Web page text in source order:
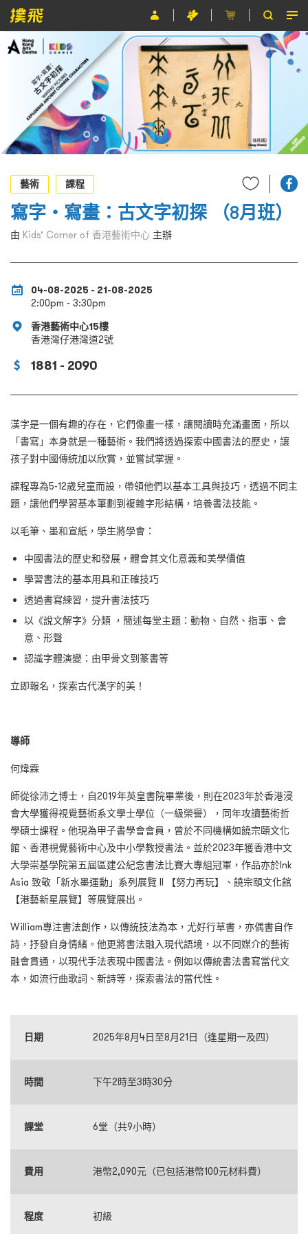
節目
主辦單位
關於撲飛
條款及細則
EN
藝術
課程
寫字‧寫畫：古文字初探 （8月班）
由 Kids’ Corner of 香港藝術中心 主辦
04-08-2025 - 21-08-2025
2:00pm - 3:30pm
香港藝術中心15樓
香港灣仔港灣道2號
1881 - 2090
漢字是一個有趣的存在，它們像畫一樣，讓閱讀時充滿畫面，所以
「書寫」本身就是一種藝術。我們將透過探索中國書法的歷史，讓
孩子對中國傳統加以欣賞，並嘗試掌握。
課程專為5-12歲兒童而設，帶領他們以基本工具與技巧，透過不同主
題，讓他們學習基本筆劃到複雜字形結構，培養書法技能。
以毛筆、墨和宣紙，學生將學會：
中國書法的歷史和發展，體會其文化意義和美學價值
學習書法的基本用具和正確技巧
透過書寫練習，提升書法技巧
以《說文解字》分類 ，簡述每堂主題：動物、自然、指事、會
意、形聲
認識字體演變：由甲骨文到篆書等
立即報名，探索古代漢字的美！
導師
何煒霖
師從徐沛之博士，自2019年英皇書院畢業後，則在2023年於香港浸
會大學獲得視覺藝術系文學士學位（一級榮譽），同年攻讀藝術哲
學碩士課程。他現為甲子書學會會員，曾於不同機構如饒宗頤文化
館、香港視覺藝術中心及中小學教授書法。並於2023年獲香港中文
大學崇基學院第五屆區建公紀念書法比賽大專組冠軍，作品亦於Ink
Asia 致敬「新水墨運動」系列展覽 II 【努力再玩】、饒宗頤文化館
【港藝新星展覽】等展覽展出。
William專注書法創作，以傳統技法為本，尤好行草書，亦偶書自作
詩，抒發自身情緒。他更將書法融入現代語境，以不同媒介的藝術
融會貫通，以現代手法表現中國書法。例如以傳統書法書寫當代文
本，如流行曲歌詞、新詩等，探索書法的當代性。
日期 2025年8月4日至8月21日（逢星期一及四）
時間 下午2時至3時30分
課堂 6堂（共9小時）
費用 港幣2,090元（已包括港幣100元材料費）
程度 初級